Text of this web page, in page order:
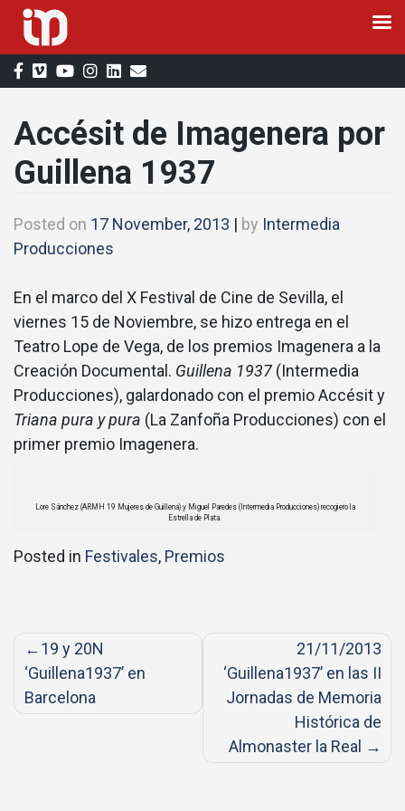
Skip
to
Accésit de Imagenera por
Guillena 1937
Posted on 17 November, 2013 | by Intermedia
Producciones
En el marco del X Festival de Cine de Sevilla, el
viernes 15 de Noviembre, se hizo entrega en el
Teatro Lope de Vega, de los premios Imagenera a la
Creación Documental. Guillena 1937(Intermedia
Producciones), galardonado con el premio Accésit y
Triana pura y pura (La Zanfoña Producciones) con el
primer premio Imagenera.
Lore Sánchez (ARMH 19 Mujeres de Guillena) y Miguel Paredes (Intermedia Producciones) recogiero la
Estrella de Plata.
Posted in Festivales, Premios
Post
navigation
19 y 20N
‘Guillena1937’ en
Barcelona
21/11/2013
‘Guillena1937’ en las II
Jornadas de Memoria
Histórica de
Almonaster la Real